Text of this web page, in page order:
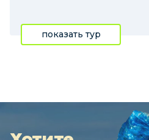
показать тур